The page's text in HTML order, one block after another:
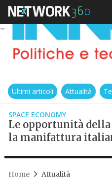
Ultimi articoli Attualità
SPACE ECONOMY
Le opportunità della
la manifattura
Home Attualità